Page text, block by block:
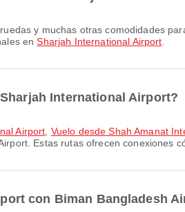
enSharjah International Airport
International Airport?
Airport Vuelo desde Shah Amanat
Estas rutas ofrecen conexiones
con Biman Bangladesh